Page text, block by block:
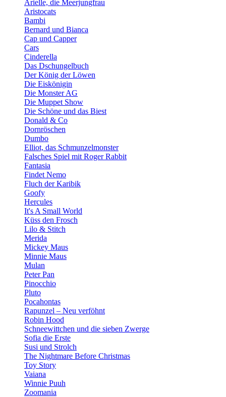
Arielle, die Meerjungfrau
Aristocats
Bambi
Bernard und Bianca
Cap und Capper
Cars
Cinderella
Das Dschungelbuch
Der König der Löwen
Die Eiskönigin
Die Monster AG
Die Muppet Show
Die Schöne und das Biest
Donald & Co
Dornröschen
Dumbo
Elliot, das Schmunzelmonster
Falsches Spiel mit Roger Rabbit
Fantasia
Findet Nemo
Fluch der Karibik
Goofy
Hercules
It's A Small World
Küss den Frosch
Lilo & Stitch
Merida
Mickey Maus
Minnie Maus
Mulan
Peter Pan
Pinocchio
Pluto
Pocahontas
Rapunzel – Neu verföhnt
Robin Hood
Schneewittchen und die sieben Zwerge
Sofia die Erste
Susi und Strolch
The Nightmare Before Christmas
Toy Story
Vaiana
Winnie Puuh
Zoomania